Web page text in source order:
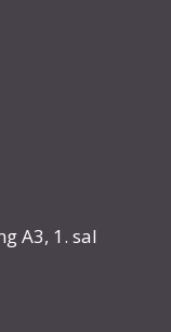
A3, 1. sal